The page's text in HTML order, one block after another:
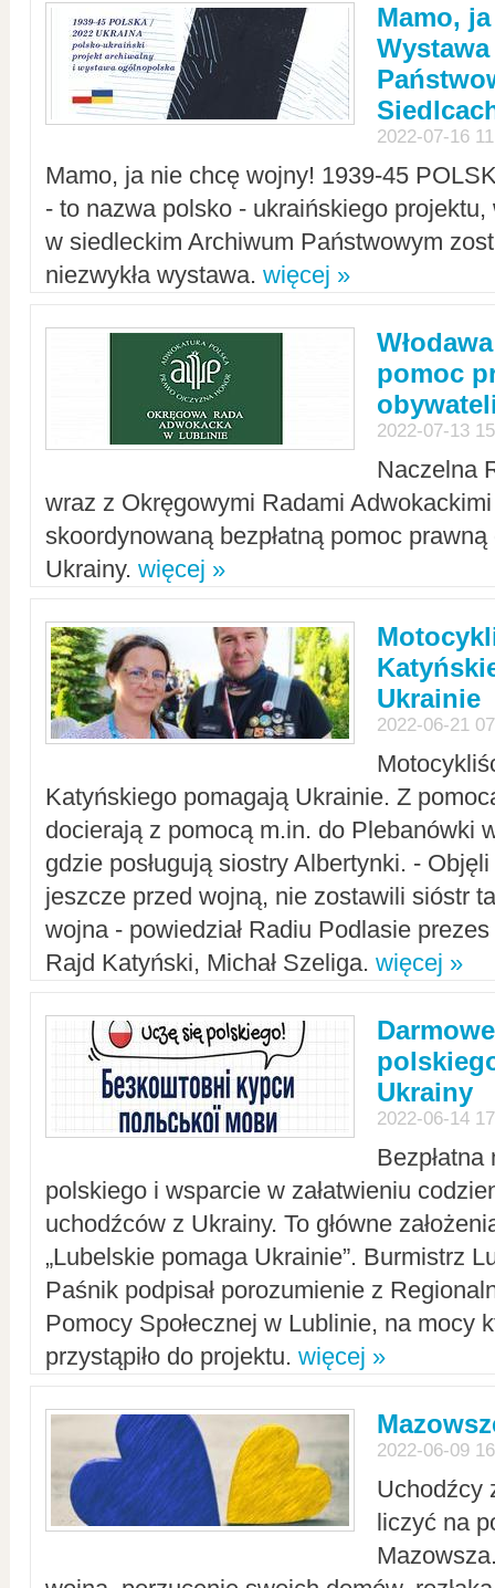
Mamo,
2022-07-16
Mamo, ja nie chcę wojny! 1939-45
- to nazwa polsko - ukraińskiego
w siedleckim Archiwum Państwowym
niezwykła wystawa. więcej »
pomoc
2022-07-13
Naczelna
wraz z Okręgowymi Radami Adwokackimi
skoordynowaną bezpłatną pomoc
Ukrainy. więcej »
Ukrainie
2022-06-21
Katyńskiego pomagają Ukrainie. Z
docierają z pomocą m.in. do Plebanówki
gdzie posługują siostry Albertynki. -
jeszcze przed wojną, nie zostawili sióstr
wojna - powiedział Radiu Podlasie
Rajd Katyński, Michał Szeliga. więcej »
Ukrainy
2022-06-14
polskiego i wsparcie w załatwieniu
uchodźców z Ukrainy. To główne
„Lubelskie pomaga Ukrainie”. Burmistrz
Paśnik podpisał porozumienie z
Pomocy Społecznej w Lublinie, na mocy
przystąpiło do projektu. więcej »
2022-06-09
Uchodźcy
liczyć na